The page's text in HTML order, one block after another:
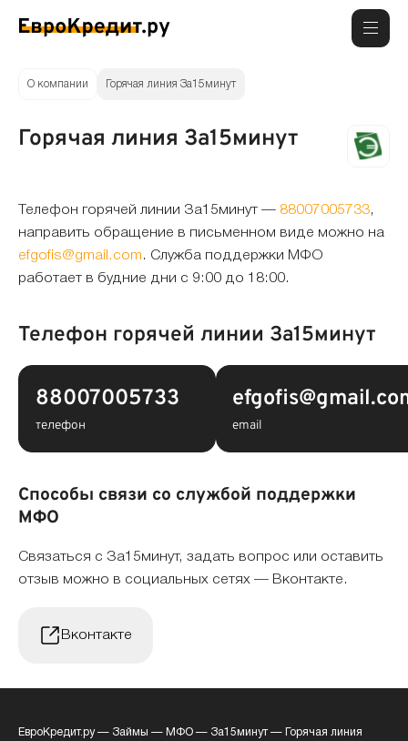
О компании Горячая линия За15минут
Горячая линия За15минут
Телефон горячей линии За15минут — 88007005733,
направить обращение в письменном виде можно на
efgofis@gmail.com . Служба поддержки МФО
работает в будние дни с 9:00 до 18:00.
Телефон горячей линии За15минут
88007005733
телефон email
Способы связи со службой поддержки
МФО
Связаться с За15минут, задать вопрос или оставить
отзыв можно в социальных сетях — Вконтакте.
Вконтакте
ЕвроКредит.ру— Займы — МФО — За15минут— Горячая линия